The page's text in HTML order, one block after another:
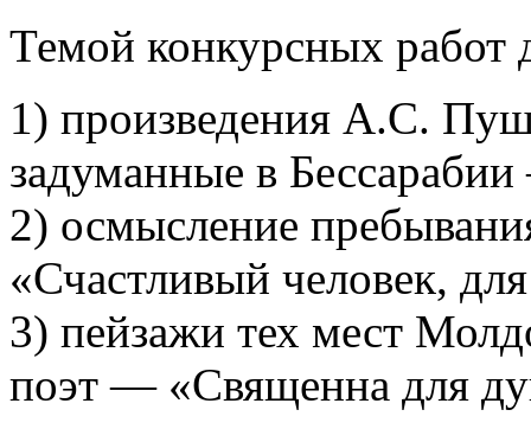
Темой конкурсных
1) произведения А.С.
задуманные в
2) осмысление
«Счастливый человек,
3) пейзажи тех мест
поэт — «Священна для